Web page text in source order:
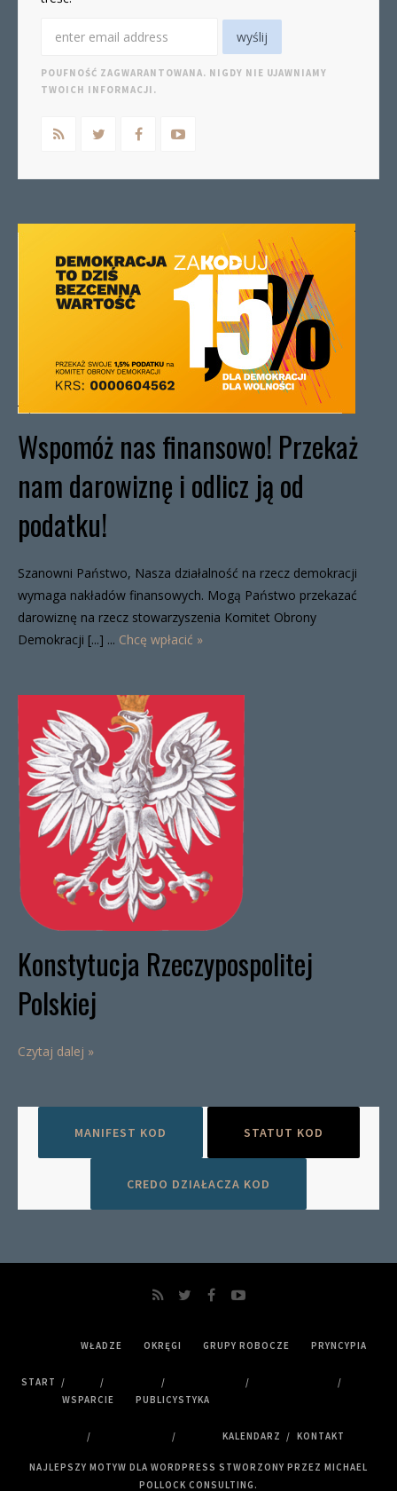
POUFNOŚĆ ZAGWARANTOWANA. NIGDY NIE UJAWNIAMY
TWOICH INFORMACJI.
Wspomóż nas finansowo! Przekaż
nam darowiznę i odlicz ją od
podatku!
Szanowni Państwo, Nasza działalność na rzecz demokracji
wymaga nakładów finansowych. Mogą Państwo przekazać
darowiznę na rzecz stowarzyszenia Komitet Obrony
Demokracji [...] ... Chcę wpłacić »
Konstytucja Rzeczypospolitej
Polskiej
Czytaj dalej »
MANIFEST KOD STATUT KOD
CREDO DZIAŁACZA KOD
START
WŁADZE OKRĘGI GRUPY ROBOCZE PRYNCYPIA
WSPARCIE PUBLICYSTYKA
KALENDARZ KONTAKT
NAJLEPSZY MOTYW DLA WORDPRESS STWORZONY PRZEZ MICHAEL
POLLOCK CONSULTING.